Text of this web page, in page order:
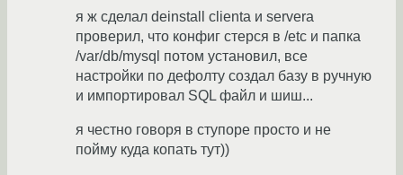
я ж сделал deinstall clienta и servera
проверил, что конфиг стерся в /etc и папка
/var/db/mysql потом установил, все
настройки по дефолту создал базу в ручную
и импортировал SQL файл и шиш...
я честно говоря в ступоре просто и не
пойму куда копать тут))